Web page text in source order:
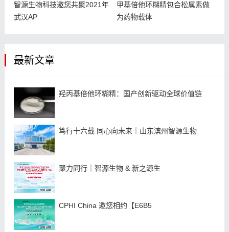
智源生物科技邀您共聚2021年
武汉AP
甲基倍他环糊精包合松属素做
为药物载体
最新文章
羟丙基倍他环糊精：国产创新驱动全球价值链
笃行十六载 同心向未来｜山东滨州智源生物
聚力同行｜智源生物 & 新之源生
CPHI China 邀您相约【E6B5